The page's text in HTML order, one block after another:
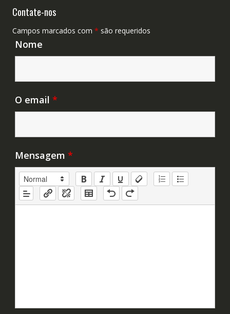
Contate-nos
Campos marcados com * são requeridos
Nome
O email *
Mensagem *